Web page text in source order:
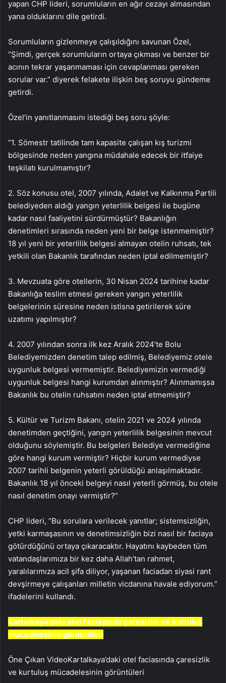
yapan CHP lideri, sorumluların en ağır cezayı almasından
yana olduklarını dile getirdi.
Sorumluların gizlenmeye çalışıldığını savunan Özel,
“Şimdi, gerçek sorumluların ortaya çıkması ve benzer bir
acının tekrar yaşanmaması için cevaplanması gereken
sorular var.” diyerek felakete ilişkin beş soruyu gündeme
getirdi.
Özel’in yanıtlanmasını istediği beş soru şöyle:
“1.⁠ ⁠Sömestr tatilinde tam kapasite çalışan kış turizmi
bölgesinde neden yangına müdahale edecek bir itfaiye
teşkilatı kurulmamıştır?
2.⁠ ⁠Söz konusu otel, 2007 yılında, Adalet ve Kalkınma Partili
belediyeden aldığı yangın yeterlilik belgesi ile bugüne
kadar nasıl faaliyetini sürdürmüştür? Bakanlığın
denetimleri sırasında neden yeni bir belge istenmemiştir?
18 yıl yeni bir yeterlilik belgesi almayan otelin ruhsatı, tek
yetkili olan Bakanlık tarafından neden iptal edilmemiştir?
3.⁠ Mevzuata göre otellerin, 30 Nisan 2024 tarihine kadar
Bakanlığa teslim etmesi gereken yangın yeterlilik
belgelerinin süresine neden istisna getirilerek süre
uzatımı yapılmıştır?
4. 2007 yılından sonra ilk kez Aralık 2024’te Bolu
Belediyemizden denetim talep edilmiş, Belediyemiz otele
uygunluk belgesi vermemiştir. Belediyemizin vermediği
uygunluk belgesi hangi kurumdan alınmıştır? Alınmamışsa
Bakanlık bu otelin ruhsatını neden iptal etmemiştir?
5. Kültür ve Turizm Bakanı, otelin 2021 ve 2024 yılında
denetimden geçtiğini, yangın yeterlilik belgesinin mevcut
olduğunu söylemiştir. Bu belgeleri Belediye vermediğine
göre hangi kurum vermiştir? Hiçbir kurum vermediyse
2007 tarihli belgenin yeterli görüldüğü anlaşılmaktadır.
Bakanlık 18 yıl önceki belgeyi nasıl yeterli görmüş, bu otele
nasıl denetim onayı vermiştir?”
CHP lideri, “Bu sorulara verilecek yanıtlar; sistemsizliğin,
yetki karmaşasının ve denetimsizliğin bizi nasıl bir faciaya
götürdüğünü ortaya çıkaracaktır. Hayatını kaybeden tüm
vatandaşlarımıza bir kez daha Allah’tan rahmet,
yaralılarımıza acil şifa diliyor, yaşanan faciadan siyasi rant
devşirmeye çalışanları milletin vicdanına havale ediyorum.”
ifadelerini kullandı.
Kartalkaya’daki otel faciasında çaresizlik ve kurtuluş
mücadelesinin görüntüleri
Öne Çıkan VideoKartalkaya’daki otel faciasında çaresizlik
ve kurtuluş mücadelesinin görüntüleri